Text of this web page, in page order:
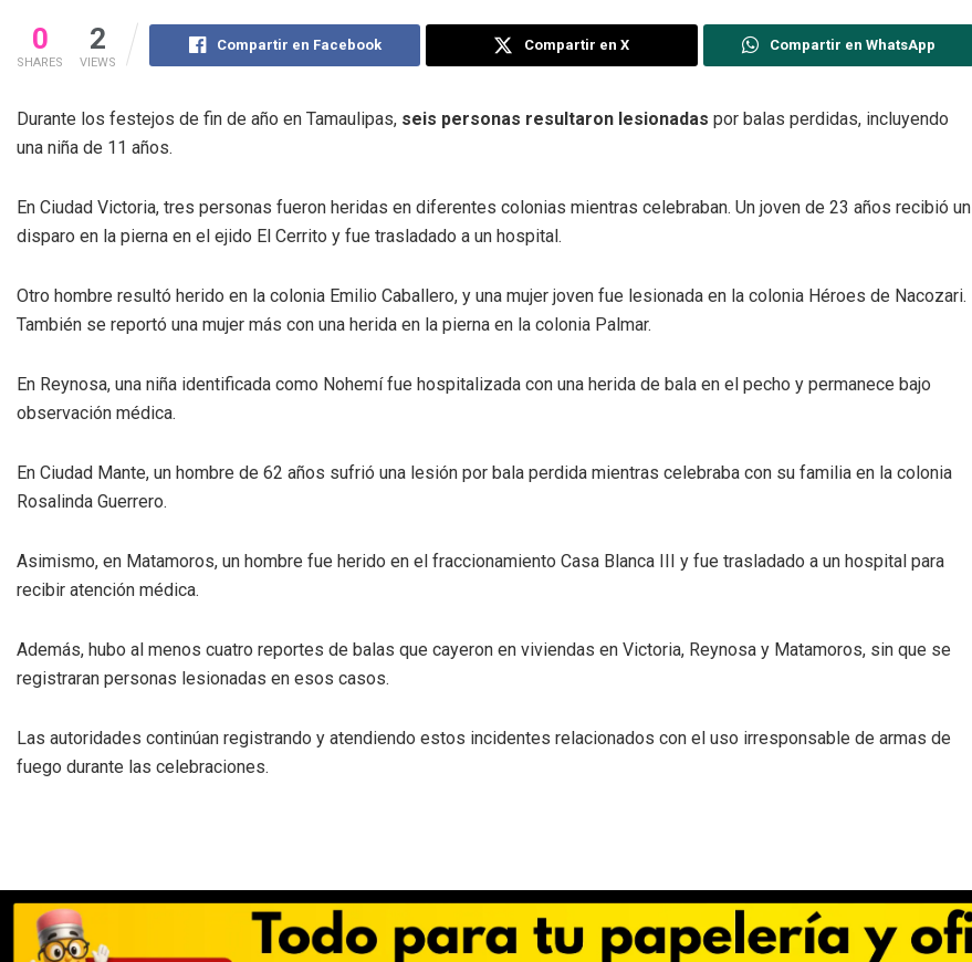
0
SHARES
2
VIEWS
Compartir en Facebook Compartir en X Compartir en WhatsApp
Durante los festejos de fin de año en Tamaulipas, seis personas resultaron lesionadas por balas perdidas, incluyendo
una niña de 11 años.
En Ciudad Victoria, tres personas fueron heridas en diferentes colonias mientras celebraban. Un joven de 23 años recibió un
disparo en la pierna en el ejido El Cerrito y fue trasladado a un hospital.
Otro hombre resultó herido en la colonia Emilio Caballero, y una mujer joven fue lesionada en la colonia Héroes de Nacozari.
También se reportó una mujer más con una herida en la pierna en la colonia Palmar.
En Reynosa, una niña identificada como Nohemí fue hospitalizada con una herida de bala en el pecho y permanece bajo
observación médica.
En Ciudad Mante, un hombre de 62 años sufrió una lesión por bala perdida mientras celebraba con su familia en la colonia
Rosalinda Guerrero.
Asimismo, en Matamoros, un hombre fue herido en el fraccionamiento Casa Blanca III y fue trasladado a un hospital para
recibir atención médica.
Además, hubo al menos cuatro reportes de balas que cayeron en viviendas en Victoria, Reynosa y Matamoros, sin que se
registraran personas lesionadas en esos casos.
Las autoridades continúan registrando y atendiendo estos incidentes relacionados con el uso irresponsable de armas de
fuego durante las celebraciones.